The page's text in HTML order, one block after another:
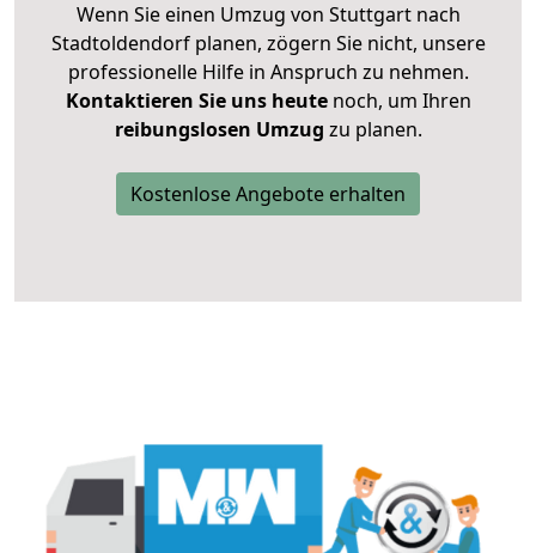
Wenn Sie einen Umzug von Stuttgart nach
Stadtoldendorf planen, zögern Sie nicht, unsere
professionelle Hilfe in Anspruch zu nehmen.
Kontaktieren Sie uns heutenoch, um Ihren
reibungslosen Umzug zu planen.
Kostenlose Angebote erhalten